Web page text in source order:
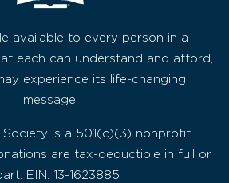
available to every person in a
each can understand and afford,
experience its life-changing
message.
Society is a 501(c)(3) nonprofit
are tax-deductible in full or
EIN: 13-1623885